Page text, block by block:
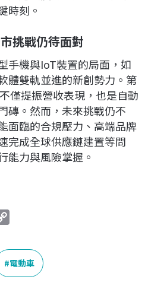
時刻。
挑戰仍待面對
手機與IoT裝置的局面，如
體雙軌並進的新創勢力。第
僅提振營收表現，也是自動
磚。然而，未來挑戰仍不
面臨的合規壓力、高端品牌
完成全球供應鏈建置等問
能力與風險掌握。
p
y
L
電動車